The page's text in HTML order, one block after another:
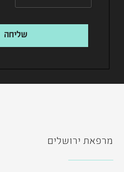
שליחה
מרפאת ירושלים